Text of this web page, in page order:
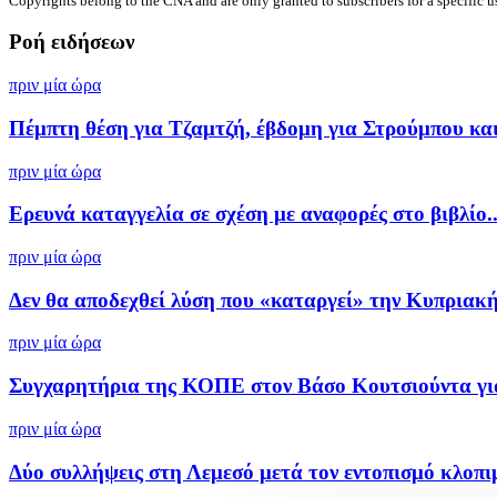
Ροή ειδήσεων
πριν μία ώρα
Πέμπτη θέση για Τζαμτζή, έβδομη για Στρούμπου
πριν μία ώρα
Ερευνά καταγγελία σε σχέση με αναφορές στο
πριν μία ώρα
Δεν θα αποδεχθεί λύση που «καταργεί» την
πριν μία ώρα
Συγχαρητήρια της ΚΟΠΕ στον Βάσο Κουτσιούντα
πριν μία ώρα
Δύο συλλήψεις στη Λεμεσό μετά τον εντοπισμό